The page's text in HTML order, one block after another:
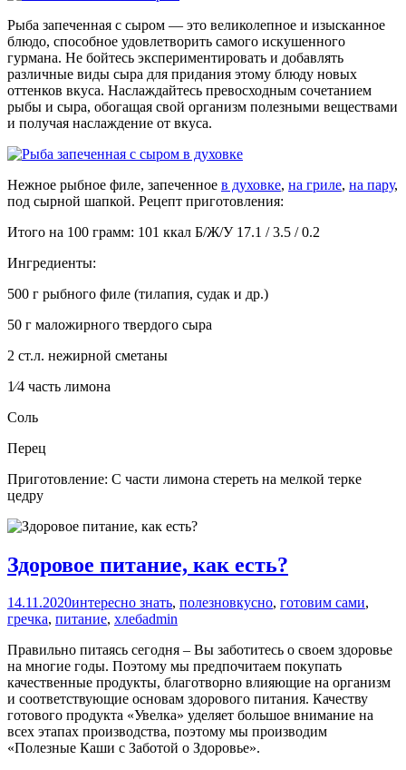
Рыба запеченная с сыром — это великолепное и изысканное
блюдо, способное удовлетворить самого искушенного
гурмана. Не бойтесь экспериментировать и добавлять
различные виды сыра для придания этому блюду новых
оттенков вкуса. Наслаждайтесь превосходным сочетанием
рыбы и сыра, обогащая свой организм полезными веществами
и получая наслаждение от вкуса.
Нежное рыбное филе, запеченное в духовке, на гриле, на пару,
под сырной шапкой. Рецепт приготовления:
Итого на 100 грамм: 101 ккал Б/Ж/У 17.1 / 3.5 / 0.2
Ингредиенты:
500 г рыбного филе (тилапия, судак и др.)
50 г маложирного твердого сыра
2 ст.л. нежирной сметаны
1⁄4 часть лимона
Соль
Перец
Приготовление: С части лимона стереть на мелкой терке
цедру
Здоровое питание, как есть?
14.11.2020интересно знать, полезновкусно, готовим сами,
гречка, питание, хлебadmin
Правильно питаясь сегодня – Вы заботитесь о своем здоровье
на многие годы. Поэтому мы предпочитаем покупать
качественные продукты, благотворно влияющие на организм
и соответствующие основам здорового питания. Качеству
готового продукта «Увелка» уделяет большое внимание на
всех этапах производства, поэтому мы производим
«Полезные Каши с Заботой о Здоровье».